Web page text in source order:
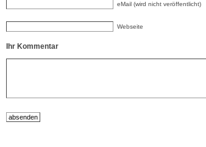
eMail (wird nicht veröffentlicht)
Webseite
Ihr Kommentar